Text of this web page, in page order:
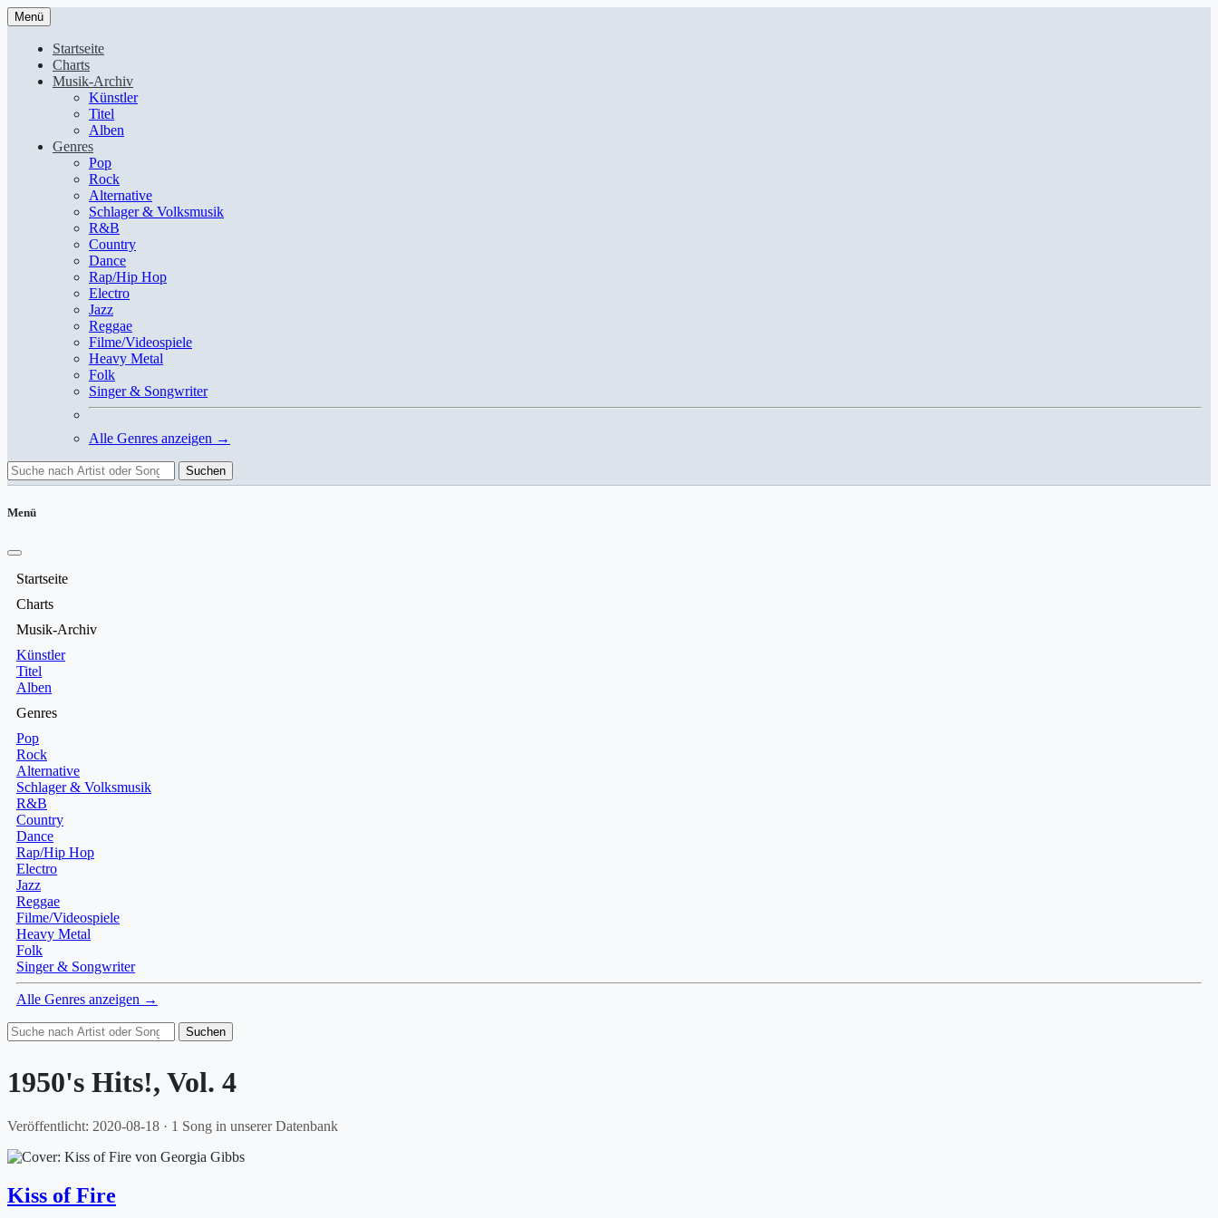
Menü
Startseite
Charts
Musik-Archiv
Künstler
Titel
Alben
Genres
Pop
Rock
Alternative
Schlager & Volksmusik
R&B
Country
Dance
Rap/Hip Hop
Electro
Jazz
Reggae
Filme/Videospiele
Heavy Metal
Folk
Singer & Songwriter
Alle Genres anzeigen →
Suchen
Menü
Startseite
Charts
Musik-Archiv
Künstler
Titel
Alben
Genres
Pop
Rock
Alternative
Schlager & Volksmusik
R&B
Country
Dance
Rap/Hip Hop
Electro
Jazz
Reggae
Filme/Videospiele
Heavy Metal
Folk
Singer & Songwriter
Alle Genres anzeigen →
Suchen
1950's Hits!, Vol. 4
Veröffentlicht: 2020-08-18 · 1 Song in unserer Datenbank
Kiss of Fire